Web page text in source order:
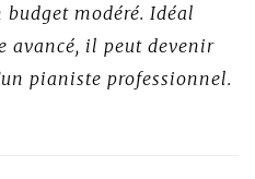
modéré. Idéal
avancé, il peut devenir
pianiste professionnel.